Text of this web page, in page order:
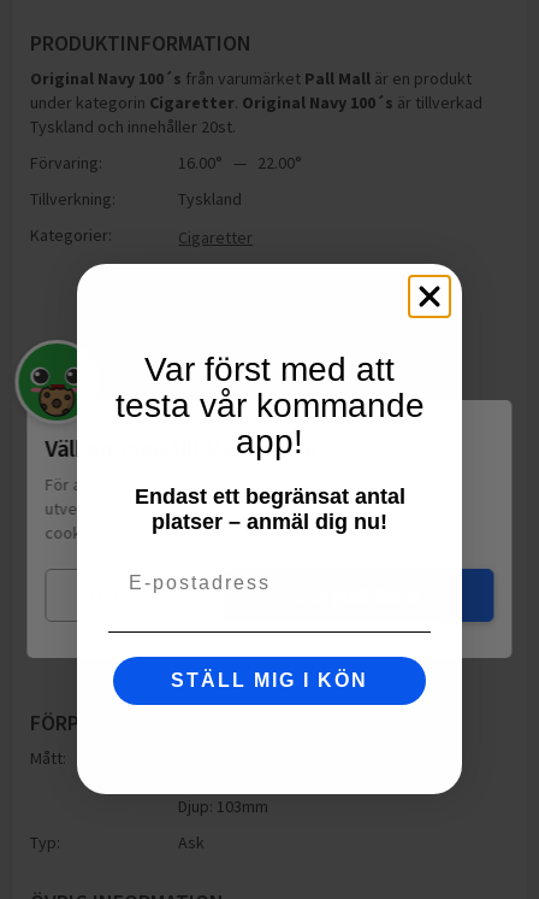
PRODUKTINFORMATION
Original Navy 100´s från varumärket Pall Mall är en produkt
under kategorin Cigaretter. Original Navy 100´s är tillverkad
Tyskland och innehåller 20st.
Förvaring:
16.00° — 22.00°
Tillverkning:
Tyskland
Kategorier:
Cigaretter
FÖRPACKNING
Mått:
Djup: 103mm
Typ:
Ask
Välkommen till Matspar.se
För att leverera en personlig upplevelse, mäta sajtens
utveckling och ha sociala medier-koppling använder vi
cookies.
Läs mer
Mina val
Var först med att
testa vår kommande
app!
Endast ett begränsat antal
platser – anmäl dig nu!
STÄLL MIG I KÖN